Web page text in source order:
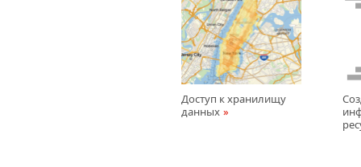
Доступ к хранилищу
данных